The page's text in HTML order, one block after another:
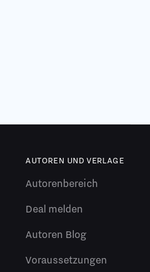
AUTOREN UND VERLAGE
Autorenbereich
Deal melden
Autoren Blog
Voraussetzungen